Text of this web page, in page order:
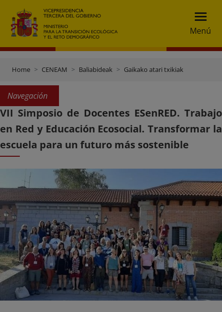
Menú
Home CENEAM Baliabideak Gaikako atari txikiak
Navegación
VII Simposio de Docentes ESenRED. Trabajo
en Red y Educación Ecosocial. Transformar la
escuela para un futuro más sostenible